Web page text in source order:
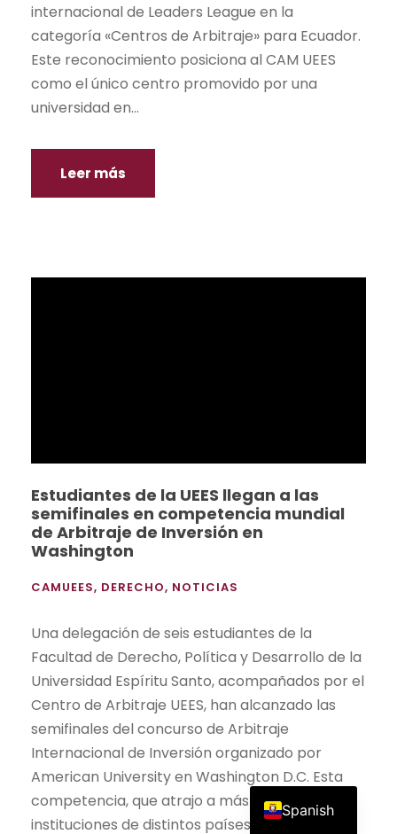
internacional de Leaders League en la
categoría «Centros de Arbitraje» para Ecuador.
Este reconocimiento posiciona al CAM UEES
como el único centro promovido por una
universidad en...
Leer más
Estudiantes de la UEES llegan a las
semifinales en competencia mundial
de Arbitraje de Inversión en
Washington
CAMUEES, DERECHO, NOTICIAS
Una delegación de seis estudiantes de la
Facultad de Derecho, Política y Desarrollo de la
Universidad Espíritu Santo, acompañados por el
Centro de Arbitraje UEES, han alcanzado las
semifinales del concurso de Arbitraje
Internacional de Inversión organizado por
American University en Washington D.C. Esta
competencia, que atrajo a más de 30
instituciones de distintos países...
Spanish
English